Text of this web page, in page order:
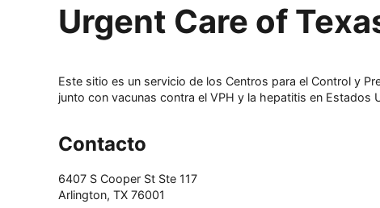
Urgent Care of
Este sitio es un servicio de los Centros para el Control y
junto con vacunas contra el VPH y la hepatitis en Estados
Contacto
6407 S Cooper St Ste 117
Arlington, TX 76001